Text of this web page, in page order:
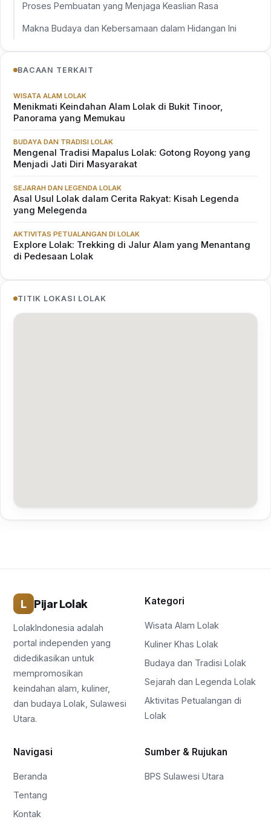
Proses Pembuatan yang Menjaga Keaslian Rasa
Makna Budaya dan Kebersamaan dalam Hidangan Ini
BACAAN TERKAIT
WISATA ALAM LOLAK
Menikmati Keindahan Alam Lolak di Bukit Tinoor,
Panorama yang Memukau
BUDAYA DAN TRADISI LOLAK
Mengenal Tradisi Mapalus Lolak: Gotong Royong yang
Menjadi Jati Diri Masyarakat
SEJARAH DAN LEGENDA LOLAK
Asal Usul Lolak dalam Cerita Rakyat: Kisah Legenda
yang Melegenda
AKTIVITAS PETUALANGAN DI LOLAK
Explore Lolak: Trekking di Jalur Alam yang Menantang
di Pedesaan Lolak
TITIK LOKASI LOLAK
L Pijar Lolak
LolakIndonesia adalah
portal independen yang
didedikasikan untuk
mempromosikan
keindahan alam, kuliner,
dan budaya Lolak, Sulawesi
Utara.
Kategori
Wisata Alam Lolak
Kuliner Khas Lolak
Budaya dan Tradisi Lolak
Sejarah dan Legenda Lolak
Aktivitas Petualangan di
Lolak
Navigasi
Beranda
Tentang
Kontak
Sumber & Rujukan
BPS Sulawesi Utara